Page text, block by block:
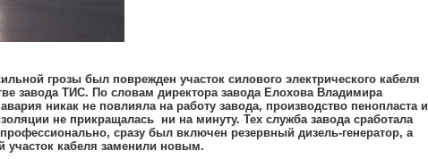
грозы был поврежден участок силового электрического кабеля
завода ТИС. По словам директора завода Елохова Владимира
никак не повлияла на работу завода, производство пенопласта и
не прикращалась ни на минуту. Тех служба завода сработала
сразу был включен резервный дизель-генератор, а
участок кабеля заменили новым.